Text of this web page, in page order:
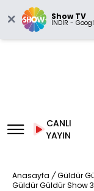
Show TV
İNDİR -
CANLI
YAYIN
Anasayfa / Güldür
Güldür Güldür Show